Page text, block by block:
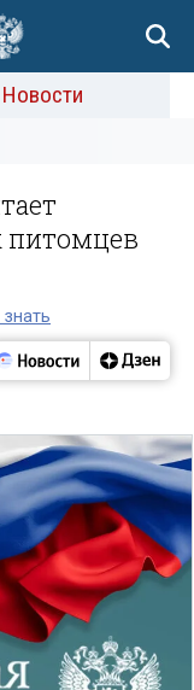
Новости